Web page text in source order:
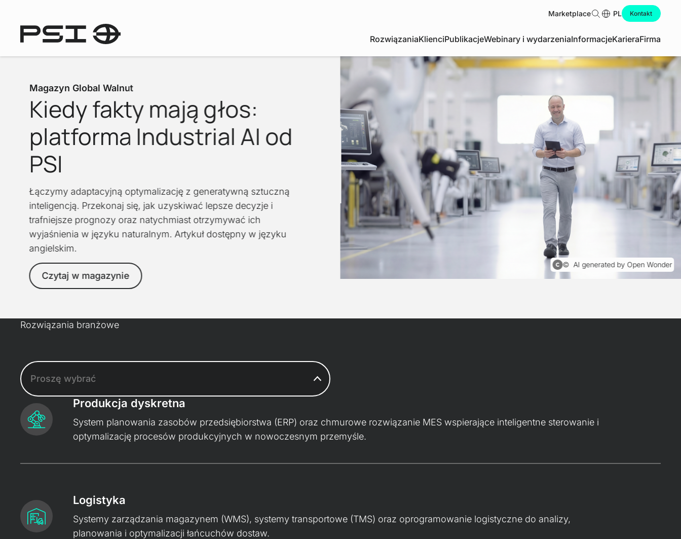
RozwiązaniaKlienciPublikacjeWebinary i wydarzeniaInformacjeKarieraFirma
Marketplace Szukaj
PL Kontakt
AI generated by Open Wonder
Magazyn Global Walnut
Kiedy fakty mają głos:
platforma Industrial AI od
PSI
Łączymy adaptacyjną optymalizację z generatywną sztuczną
inteligencją. Przekonaj się, jak uzyskiwać lepsze decyzje i
trafniejsze prognozy oraz natychmiast otrzymywać ich
wyjaśnienia w języku naturalnym. Artykuł dostępny w języku
angielskim.
Czytaj w magazynie
Rozwiązania branżowe
Produkcja dyskretna
System planowania zasobów przedsiębiorstwa (ERP) oraz chmurowe rozwiązanie MES wspierające inteligentne sterowanie i
optymalizację procesów produkcyjnych w nowoczesnym przemyśle.
Logistyka
Systemy zarządzania magazynem (WMS), systemy transportowe (TMS) oraz oprogramowanie logistyczne do analizy,
planowania i optymalizacji łańcuchów dostaw.